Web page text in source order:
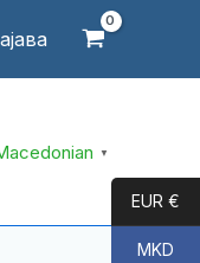
▼
EUR €
MKD